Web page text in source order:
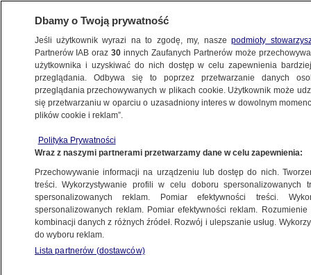
SŁUŻEWIEC
Koń doznał kontuzji, dżokejka
nie przerwała biegu. Zwierzę uśpiono
WARSZAWA
Na Mokotowie powstała nowoczesna
szkoła. Sfinansował ją deweloper
WARSZAWA
Dbamy o Twoją prywatność
Jeśli użytkownik wyrazi na to zgodę, my, naszepodmioty
Partnerów IAB oraz30 innych Zaufanych Partnerów może
użytkownika i uzyskiwać do nich dostęp w celu zapewnienia
przeglądania. Odbywa się to poprzez przetwarzanie danych
przeglądania przechowywanych w plikach cookie. Użytkownik może
się przetwarzaniu w oparciu o uzasadniony interes w dowolnym
plików cookie i reklam”.
Polityka Prywatności
Wraz z naszymi partnerami przetwarzamy dane w celu zapewnienia:
Przechowywanie informacji na urządzeniu lub dostęp do nich.
treści. Wykorzystywanie profili w celu doboru spersonalizowanych
spersonalizowanych reklam. Pomiar efektywności treści.
spersonalizowanych reklam. Pomiar efektywności reklam.
kombinacji danych z różnych źródeł. Rozwój i ulepszanie usług.
do wyboru reklam.
Lista partnerów (dostawców)